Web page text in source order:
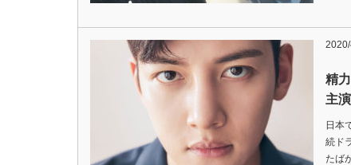
精
主
日本
続ド
たば